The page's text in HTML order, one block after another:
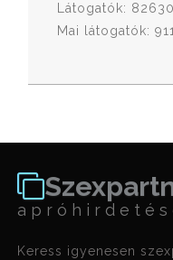
Látogatók:
Mai látogatók:
Keress igyenesen